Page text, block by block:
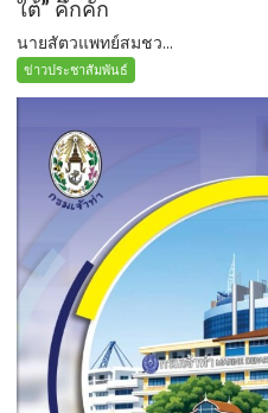
ใต้” คึกคัก
นายสัตวแพทย์สมชว...
ข่าวประชาสัมพันธ์